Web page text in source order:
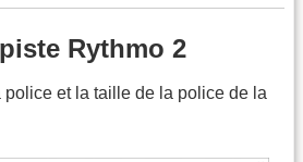
Rythmo 2
et la taille de la police de la